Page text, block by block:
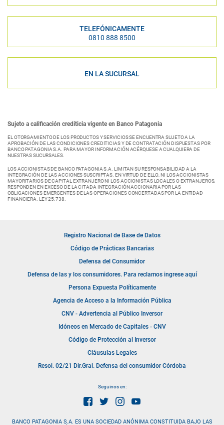
TELEFÓNICAMENTE
0810 888 8500
EN LA SUCURSAL
Sujeto a calificación crediticia vigente en Banco Patagonia
EL OTORGAMIENTO DE LOS PRODUCTOS Y SERVICIOS SE ENCUENTRA SUJETO A LA
APROBACIÓN DE LAS CONDICIONES CREDITICIAS Y DE CONTRATACIÓN DISPUESTAS POR
BANCO PATAGONIA S.A. PARA MAYOR INFORMACIÓN ACÉRQUESE A CUALQUIERA DE
NUESTRAS SUCURSALES.
LOS ACCIONISTAS DE BANCO PATAGONIA S.A. LIMITAN SU RESPONSABILIDAD A LA
INTEGRACIÓN DE LAS ACCIONES SUSCRIPTAS. EN VIRTUD DE ELLO, NI LOS ACCIONISTAS
MAYORITARIOS DE CAPITAL EXTRANJERO NI LOS ACCIONISTAS LOCALES O EXTRANJEROS,
RESPONDEN EN EXCESO DE LA CITADA INTEGRACIÓN ACCIONARIA POR LAS
OBLIGACIONES EMERGENTES DE LAS OPERACIONES CONCERTADAS POR LA ENTIDAD
FINANCIERA. LEY 25.738.
Registro Nacional de Base de Datos
Código de Prácticas Bancarias
Defensa del Consumidor
Defensa de las y los consumidores. Para reclamos ingrese aquí
Persona Expuesta Políticamente
Agencia de Acceso a la Información Pública
CNV - Advertencia al Público Inversor
Idóneos en Mercado de Capitales - CNV
Código de Protección al Inversor
Cláusulas Legales
Resol. 02/21 Dir.Gral. Defensa del consumidor Córdoba
Seguinos en:
BANCO PATAGONIA S.A. ES UNA SOCIEDAD ANÓNIMA CONSTITUIDA BAJO LAS